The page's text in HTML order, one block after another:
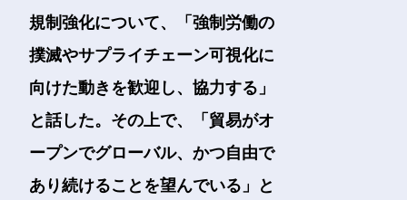
規制強化について、「強制労働の
撲滅やサプライチェーン可視化に
向けた動きを歓迎し、協力する」
と話した。その上で、「貿易がオ
ープンでグローバル、かつ自由で
あり続けることを望んでいる」と